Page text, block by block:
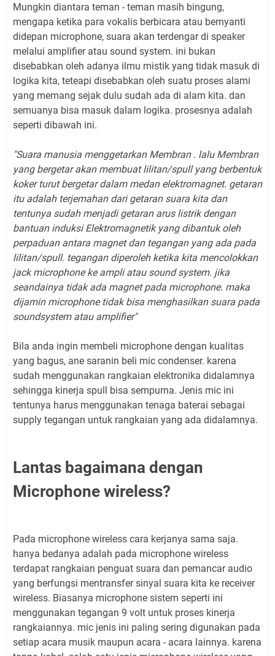
Mungkin diantara teman - teman masih bingung,
mengapa ketika para vokalis berbicara atau bernyanti
didepan microphone, suara akan terdengar di speaker
melalui amplifier atau sound system. ini bukan
disebabkan oleh adanya ilmu mistik yang tidak masuk di
logika kita, teteapi disebabkan oleh suatu proses alami
yang memang sejak dulu sudah ada di alam kita. dan
semuanya bisa masuk dalam logika. prosesnya adalah
seperti dibawah ini.
"Suara manusia menggetarkan Membran . lalu Membran
yang bergetar akan membuat lilitan/spull yang berbentuk
koker turut bergetar dalam medan elektromagnet. getaran
itu adalah terjemahan dari getaran suara kita dan
tentunya sudah menjadi getaran arus listrik dengan
bantuan induksi Elektromagnetik yang dibantuk oleh
perpaduan antara magnet dan tegangan yang ada pada
lilitan/spull. tegangan diperoleh ketika kita mencolokkan
jack microphone ke ampli atau sound system. jika
seandainya tidak ada magnet pada microphone. maka
dijamin microphone tidak bisa menghasilkan suara pada
soundsystem atau amplifier"
Bila anda ingin membeli microphone dengan kualitas
yang bagus, ane saranin beli mic condenser. karena
sudah menggunakan rangkaian elektronika didalamnya
sehingga kinerja spull bisa sempurna. Jenis mic ini
tentunya harus menggunakan tenaga baterai sebagai
supply tegangan untuk rangkaian yang ada didalamnya.
Lantas bagaimana dengan
Microphone wireless?
Pada microphone wireless cara kerjanya sama saja.
hanya bedanya adalah pada microphone wireless
terdapat rangkaian penguat suara dan pemancar audio
yang berfungsi mentransfer sinyal suara kita ke receiver
wireless. Biasanya microphone sistem seperti ini
menggunakan tegangan 9 volt untuk proses kinerja
rangkaiannya. mic jenis ini paling sering digunakan pada
setiap acara musik maupun acara - acara lainnya. karena